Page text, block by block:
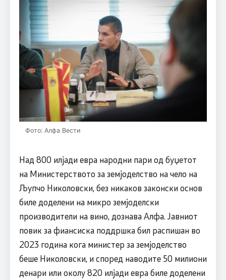
Фото: Алфа Вести
Над 800 илјади евра народни пари од буџетот
на Министерството за земјоделство на чело на
Љупчо Николовски, без никаков законски основ
биле доделени на микро земјоделски
производители на вино, дознава Алфа. Јавниот
повик за фиансиска поддршка бил распишан во
2023 година кога министер за земјоделство
беше Николовски, и според наводите 50 милиони
денари или околу 820 илјади евра биле доделени